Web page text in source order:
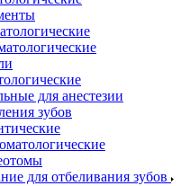
для анестезии
зубов
для отбеливания зубов